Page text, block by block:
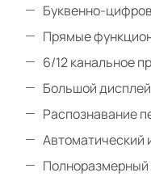
Буквенно-
Прямые
6/12 канальное
Большой
Распознавание
Автоматический